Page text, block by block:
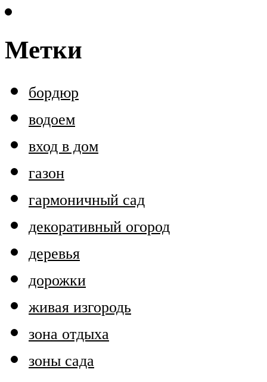
Метки
бордюр
водоем
вход в дом
газон
гармоничный сад
декоративный огород
деревья
дорожки
живая изгородь
зона отдыха
зоны сада